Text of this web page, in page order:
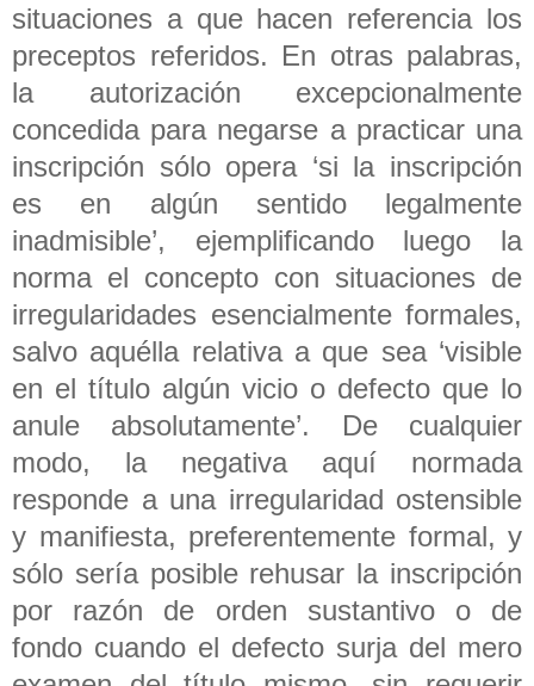
situaciones a que hacen referencia los
preceptos referidos. En otras palabras,
la autorización excepcionalmente
concedida para negarse a practicar una
inscripción sólo opera ‘si la inscripción
es en algún sentido legalmente
inadmisible’, ejemplificando luego la
norma el concepto con situaciones de
irregularidades esencialmente formales,
salvo aquélla relativa a que sea ‘visible
en el título algún vicio o defecto que lo
anule absolutamente’. De cualquier
modo, la negativa aquí normada
responde a una irregularidad ostensible
y manifiesta, preferentemente formal, y
sólo sería posible rehusar la inscripción
por razón de orden sustantivo o de
fondo cuando el defecto surja del mero